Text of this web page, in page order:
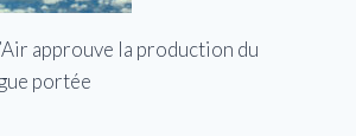
approuve la production du
portée